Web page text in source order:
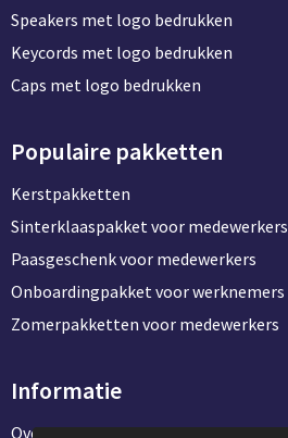
Speakers met logo bedrukken
Keycords met logo bedrukken
Caps met logo bedrukken
Populaire pakketten
Kerstpakketten
Sinterklaaspakket voor medewerkers
Paasgeschenk voor medewerkers
Onboardingpakket voor werknemers
Zomerpakketten voor medewerkers
Informatie
Over ons